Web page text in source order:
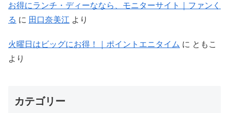
お得にランチ・ディーななら、モニターサイト｜ファンく
る に 田口奈美江 より
火曜日はビッグにお得！｜ポイントエニタイム に ともこ
より
カテゴリー